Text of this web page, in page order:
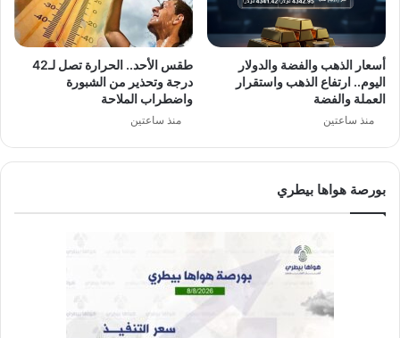
أسعار الذهب والفضة والدولار
اليوم.. ارتفاع الذهب واستقرار
العملة والفضة
منذ ساعتين
طقس الأحد.. الحرارة تصل لـ42
درجة وتحذير من الشبورة
واضطراب الملاحة
منذ ساعتين
بورصة هواها بيطري